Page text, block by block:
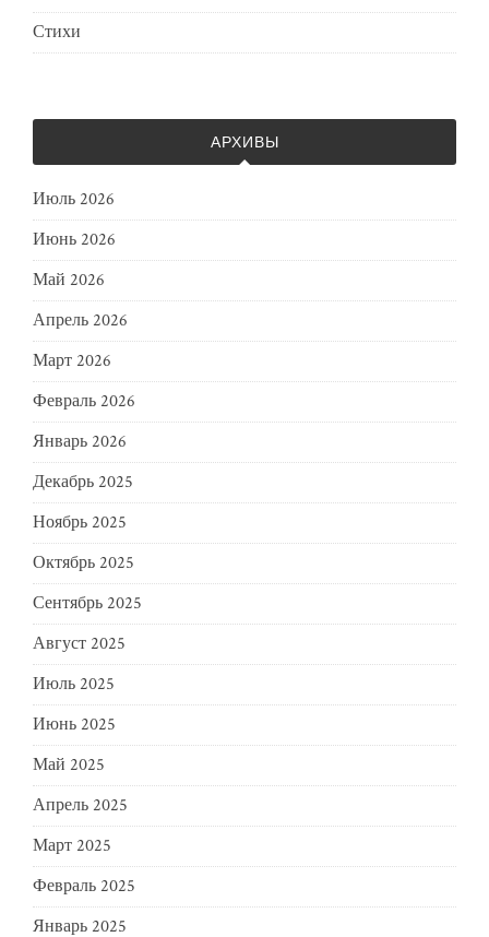
Стихи
АРХИВЫ
Июль 2026
Июнь 2026
Май 2026
Апрель 2026
Март 2026
Февраль 2026
Январь 2026
Декабрь 2025
Ноябрь 2025
Октябрь 2025
Сентябрь 2025
Август 2025
Июль 2025
Июнь 2025
Май 2025
Апрель 2025
Март 2025
Февраль 2025
Январь 2025